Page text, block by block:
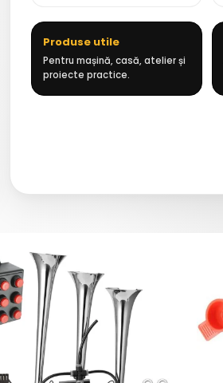
Produse utile
Pentru mașină, casă, atelier și
proiecte practice.